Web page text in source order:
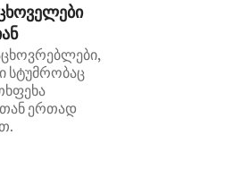
სტუმრობაც
ერთად